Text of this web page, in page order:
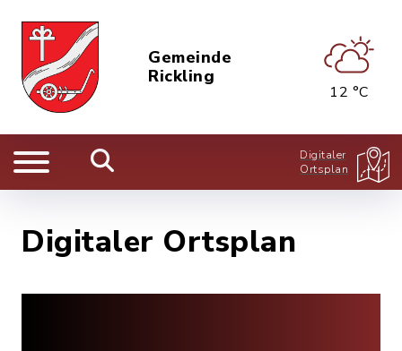
Gemeinde
Rickling
12 °C
Digitaler
Ortsplan
Digitaler Ortsplan